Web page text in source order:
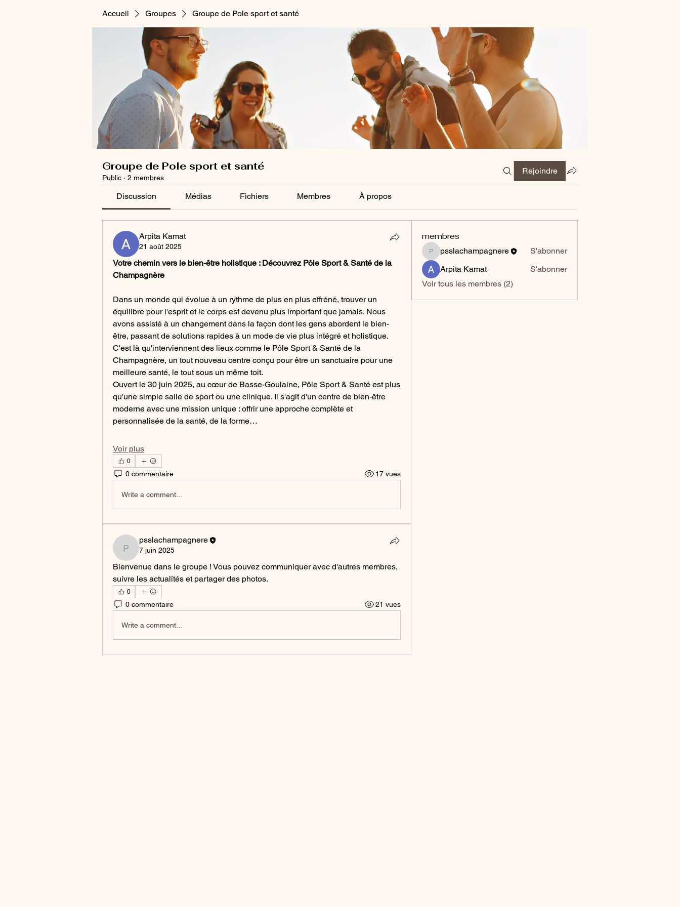
Accueil Groupes Groupe de Pole sport et santé
Groupe de Pole sport et santé
Public · 2 membres
Rejoindre
Discussion Médias Fichiers Membres À propos
Arpita Kamat
21 août 2025
Votre chemin vers le bien-être holistique : Découvrez Pôle Sport & Santé de la
Champagnère
Dans un monde qui évolue à un rythme de plus en plus effréné, trouver un
équilibre pour l'esprit et le corps est devenu plus important que jamais. Nous
avons assisté à un changement dans la façon dont les gens abordent le bien-
être, passant de solutions rapides à un mode de vie plus intégré et holistique.
C'est là qu'interviennent des lieux comme le Pôle Sport & Santé de la
Champagnère, un tout nouveau centre conçu pour être un sanctuaire pour une
meilleure santé, le tout sous un même toit.
Ouvert le 30 juin 2025, au cœur de Basse-Goulaine, Pôle Sport & Santé est plus
qu'une simple salle de sport ou une clinique. Il s'agit d'un centre de bien-être
moderne avec une mission unique : offrir une approche complète et
personnalisée de la santé, de la forme…
Voir plus
0
0 commentaire 17 vues
Write a comment...
psslachampagnere
psslachampagnere
7 juin 2025
Bienvenue dans le groupe ! Vous pouvez communiquer avec d'autres membres,
suivre les actualités et partager des photos.
0
0 commentaire 21 vues
Write a comment...
membres
psslachampagnere
psslachampagnere
S'abonner
Arpita Kamat
S'abonner
Voir tous les membres (2)